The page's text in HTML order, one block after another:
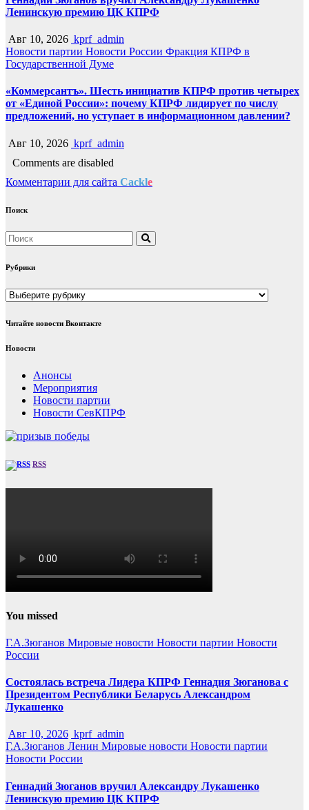
Ленинскую премию ЦК КПРФ
Авг 10, 2026 kprf_admin
Новости партии Новости России Фракция КПРФ в
Государственной Думе
«Коммерсантъ». Шесть инициатив КПРФ против четырех
от «Единой России»: почему КПРФ лидирует по числу
предложений, но уступает в информационном давлении?
Авг 10, 2026 kprf_admin
Comments are disabled
Комментарии для сайта Cackle
Поиск
Рубрики
Рубрики
Читайте новости Вконтакте
Новости
Анонсы
Мероприятия
Новости партии
Новости СевКПРФ
RSS
You missed
Г.А.Зюганов Мировые новости Новости партии Новости
России
Состоялась встреча Лидера КПРФ Геннадия Зюганова с
Президентом Республики Беларусь Александром
Лукашенко
Авг 10, 2026 kprf_admin
Г.А.Зюганов Ленин Мировые новости Новости партии
Новости России
Геннадий Зюганов вручил Александру Лукашенко
Ленинскую премию ЦК КПРФ